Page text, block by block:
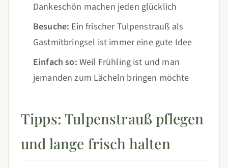
Dankeschön machen jeden glücklich
Besuche: Ein frischer Tulpenstrauß als
Gastmitbringsel ist immer eine gute Idee
Einfach so: Weil Frühling ist und man
jemanden zum Lächeln bringen möchte
Tipps: Tulpenstrauß pflegen
und lange frisch halten